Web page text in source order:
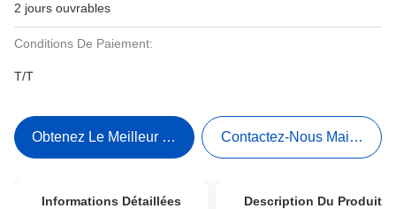
2 jours ouvrables
Conditions De Paiement:
T/T
Obtenez Le Meilleur Prix Contactez-Nous Maintenant
Informations Détaillées Description Du Produit